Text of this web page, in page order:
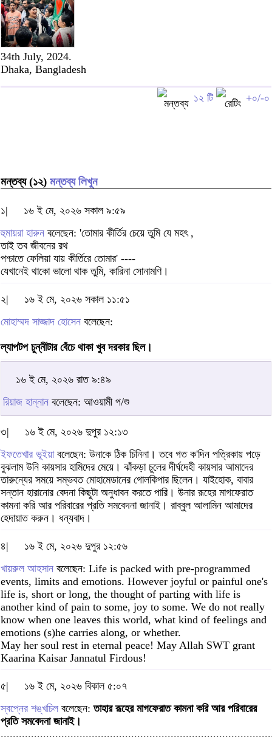
34th July, 2024.
Dhaka, Bangladesh
১২ টি +০/-০
মন্তব্য (১২) মন্তব্য লিখুন
১|
১৬ ই মে, ২০২৬ সকাল ৯:৫৯
হুমায়রা হারুন বলেছেন: 'তোমার কীর্তির চেয়ে তুমি যে মহৎ ,
তাই তব জীবনের রথ
পশ্চাতে ফেলিয়া যায় কীর্তিরে তোমার' ----
যেখানেই থাকো ভালো থাক তুমি, কারিনা সোনামণি।
২|
১৬ ই মে, ২০২৬ সকাল ১১:৫১
মোহাম্মদ সাজ্জাদ হোসেন বলেছেন:
ল্যাপটপ চুন্নীটার বেঁচে থাকা খুব দরকার ছিল।
১৬ ই মে, ২০২৬ রাত ৯:৪৯
রিয়াজ হান্নান বলেছেন: আওয়ামী প/শু
৩|
১৬ ই মে, ২০২৬ দুপুর ১২:১৩
ইফতেখার ভূইয়াবলেছেন: উনাকে ঠিক চিনিনা। তবে গত ক'দিন পত্রিকায় পড়ে
বুঝলাম উনি কায়সার হামিদের মেয়ে। ঝাঁকড়া চুলের দীর্ঘদেহী কায়সার আমাদের
তারুন্যের সময়ে সম্ভবত মোহামেডানের গোলকিপার ছিলেন। যাইহোক, বাবার
সন্তান হারানোর বেদনা কিছুটা অনুধাবন করতে পারি। উনার রূহের মাগফেরাত
কামনা করি আর পরিবারের প্রতি সমবেদনা জানাই। রাব্বুল আলামিন আমাদের
হেদায়াত করুন। ধন্যবাদ।
৪|
১৬ ই মে, ২০২৬ দুপুর ১২:৫৬
খায়রুল আহসান বলেছেন: Life is packed with pre-programmed
events, limits and emotions. However joyful or painful one's
life is, short or long, the thought of parting with life is
another kind of pain to some, joy to some. We do not really
know when one leaves this world, what kind of feelings and
emotions (s)he carries along, or whether.
May her soul rest in eternal peace! May Allah SWT grant
Kaarina Kaisar Jannatul Firdous!
৫|
১৬ ই মে, ২০২৬ বিকাল ৫:০৭
স্বপ্নের শঙ্খচিল বলেছেন:তাহার রূহের মাগফেরাত কামনা করি আর পরিবারের
প্রতি সমবেদনা জানাই।